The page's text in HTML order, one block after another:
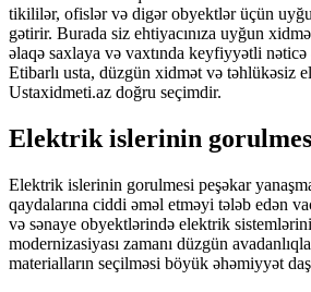
tikililər, ofislər və digər obyektlər üçün
gətirir. Burada siz ehtiyacınıza uyğun
əlaqə saxlaya və vaxtında keyfiyyətli
Etibarlı usta, düzgün xidmət və təhlükəsiz
Ustaxidmeti.az doğru seçimdir.
Elektrik islerinin
Elektrik islerinin gorulmesi peşəkar
qaydalarına ciddi əməl etməyi tələb edən
və sənaye obyektlərində elektrik
modernizasiyası zamanı düzgün
materialların seçilməsi böyük əhəmiyyət